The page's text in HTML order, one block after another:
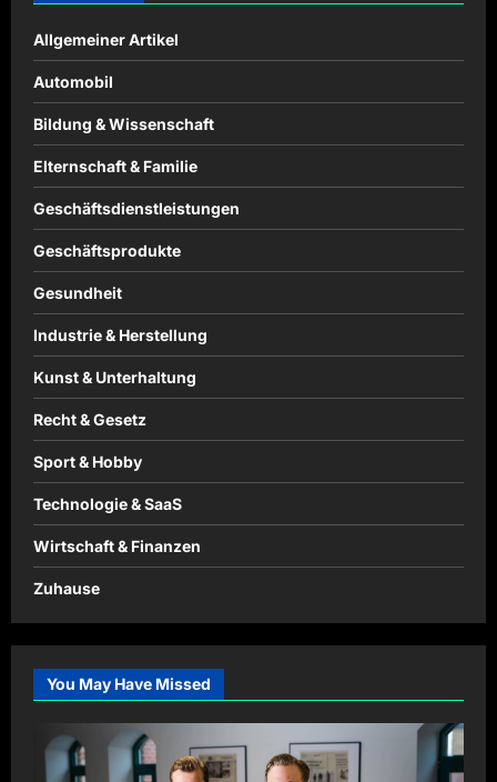
Allgemeiner Artikel
Automobil
Bildung & Wissenschaft
Elternschaft & Familie
Geschäftsdienstleistungen
Geschäftsprodukte
Gesundheit
Industrie & Herstellung
Kunst & Unterhaltung
Recht & Gesetz
Sport & Hobby
Technologie & SaaS
Wirtschaft & Finanzen
Zuhause
You May Have Missed